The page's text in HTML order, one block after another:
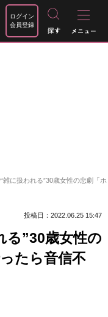
ログイン
会員登録
雑に扱われる”30歳女性の悲劇「ホ
投稿日：2022.06.25 15:47
る”30歳女性の
たら音信不